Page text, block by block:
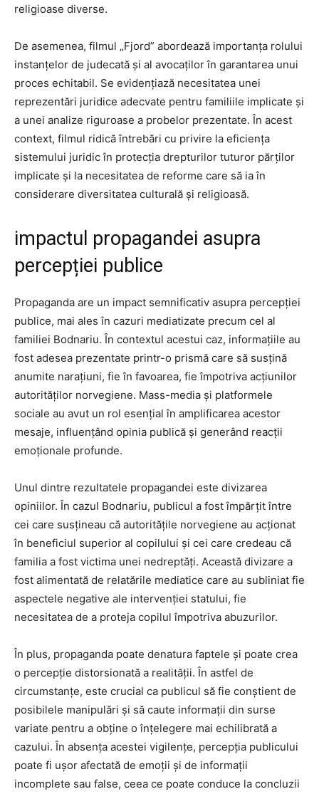
religioase diverse.
De asemenea, filmul „Fjord” abordează importanța rolului
instanțelor de judecată și al avocaților în garantarea unui
proces echitabil. Se evidențiază necesitatea unei
reprezentări juridice adecvate pentru familiile implicate și
a unei analize riguroase a probelor prezentate. În acest
context, filmul ridică întrebări cu privire la eficiența
sistemului juridic în protecția drepturilor tuturor părților
implicate și la necesitatea de reforme care să ia în
considerare diversitatea culturală și religioasă.
impactul propagandei asupra
percepției publice
Propaganda are un impact semnificativ asupra percepției
publice, mai ales în cazuri mediatizate precum cel al
familiei Bodnariu. În contextul acestui caz, informațiile au
fost adesea prezentate printr-o prismă care să susțină
anumite narațiuni, fie în favoarea, fie împotriva acțiunilor
autorităților norvegiene. Mass-media și platformele
sociale au avut un rol esențial în amplificarea acestor
mesaje, influențând opinia publică și generând reacții
emoționale profunde.
Unul dintre rezultatele propagandei este divizarea
opiniilor. În cazul Bodnariu, publicul a fost împărțit între
cei care susțineau că autoritățile norvegiene au acționat
în beneficiul superior al copilului și cei care credeau că
familia a fost victima unei nedreptăți. Această divizare a
fost alimentată de relatările mediatice care au subliniat fie
aspectele negative ale intervenției statului, fie
necesitatea de a proteja copilul împotriva abuzurilor.
În plus, propaganda poate denatura faptele și poate crea
o percepție distorsionată a realității. În astfel de
circumstanțe, este crucial ca publicul să fie conștient de
posibilele manipulări și să caute informații din surse
variate pentru a obține o înțelegere mai echilibrată a
cazului. În absența acestei vigilențe, percepția publicului
poate fi ușor afectată de emoții și de informații
incomplete sau false, ceea ce poate conduce la concluzii